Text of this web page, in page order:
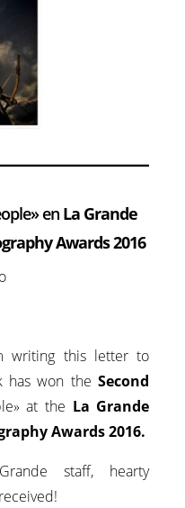
en La Grande
Awards 2016
writing this letter to
has won theSecond
at the La Grande
Awards 2016.
staff, hearty